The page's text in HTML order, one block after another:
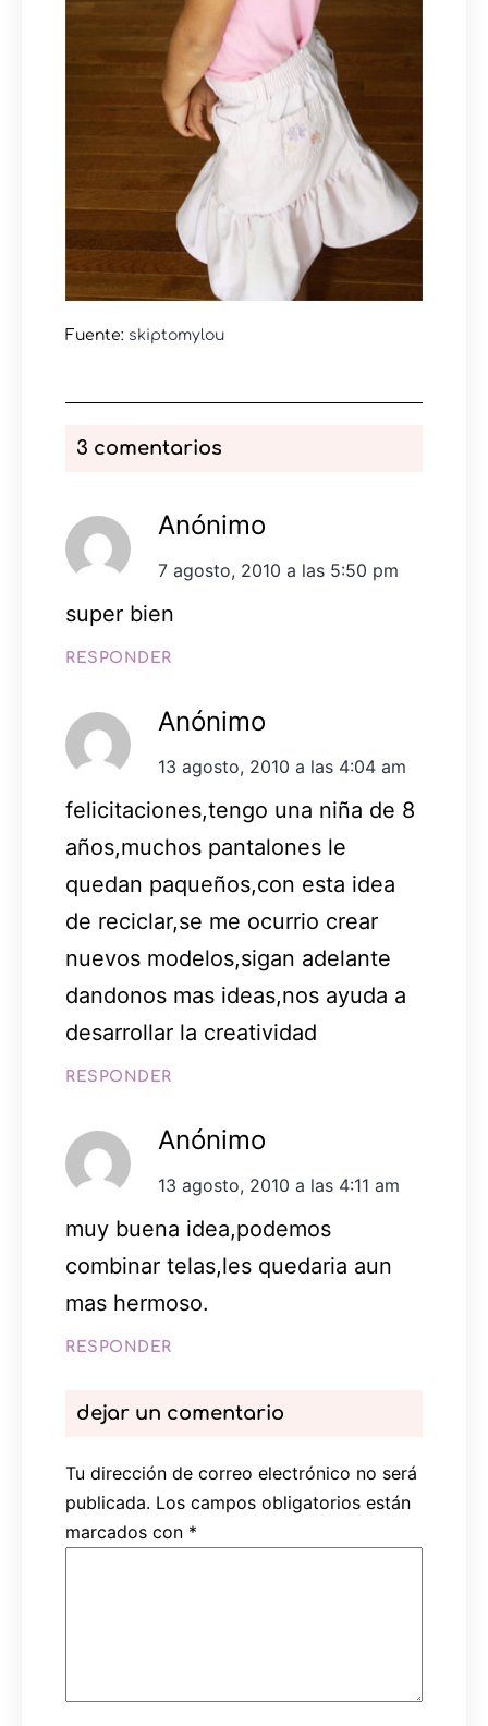
Fuente: skiptomylou
3 comentarios
Anónimo
7 agosto, 2010 a las 5:50 pm
super bien
RESPONDER
Anónimo
13 agosto, 2010 a las 4:04 am
felicitaciones,tengo una niña de 8
años,muchos pantalones le
quedan paqueños,con esta idea
de reciclar,se me ocurrio crear
nuevos modelos,sigan adelante
dandonos mas ideas,nos ayuda a
desarrollar la creatividad
RESPONDER
Anónimo
13 agosto, 2010 a las 4:11 am
muy buena idea,podemos
combinar telas,les quedaria aun
mas hermoso.
RESPONDER
dejar un comentario
Tu dirección de correo electrónico no será
publicada. Los campos obligatorios están
marcados con *